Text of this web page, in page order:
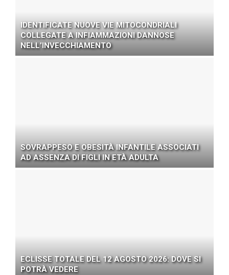
IDENTIFICATE NUOVE VIE MITOCONDRIALI
COLLEGATE A INFIAMMAZIONI DANNOSE
NELL’INVECCHIAMENTO
SOVRAPPESO E OBESITÀ INFANTILE ASSOCIATI
AD ASSENZA DI FIGLI IN ETÀ ADULTA
ECLISSE TOTALE DEL 12 AGOSTO 2026: DOVE SI
POTRÀ VEDERE